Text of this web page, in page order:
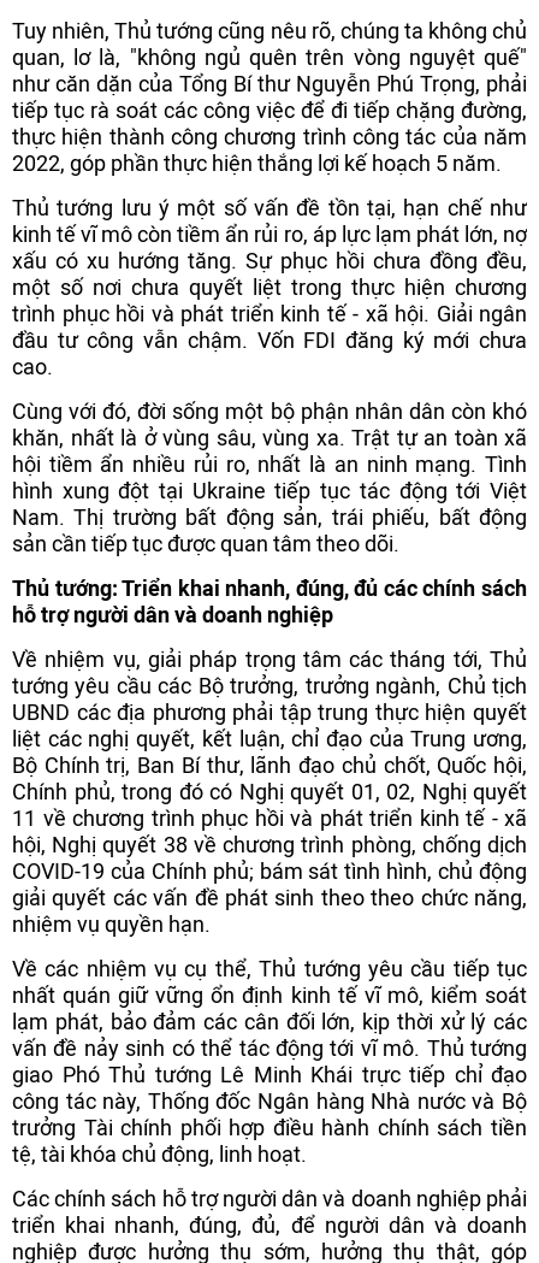
Tuy nhiên, Thủ tướng cũng nêu rõ, chúng ta không chủ
quan, lơ là, "không ngủ quên trên vòng nguyệt quế"
như căn dặn của Tổng Bí thư Nguyễn Phú Trọng, phải
tiếp tục rà soát các công việc để đi tiếp chặng đường,
thực hiện thành công chương trình công tác của năm
2022, góp phần thực hiện thắng lợi kế hoạch 5 năm.
Thủ tướng lưu ý một số vấn đề tồn tại, hạn chế như
kinh tế vĩ mô còn tiềm ẩn rủi ro, áp lực lạm phát lớn, nợ
xấu có xu hướng tăng. Sự phục hồi chưa đồng đều,
một số nơi chưa quyết liệt trong thực hiện chương
trình phục hồi và phát triển kinh tế - xã hội. Giải ngân
đầu tư công vẫn chậm. Vốn FDI đăng ký mới chưa
cao.
Cùng với đó, đời sống một bộ phận nhân dân còn khó
khăn, nhất là ở vùng sâu, vùng xa. Trật tự an toàn xã
hội tiềm ẩn nhiều rủi ro, nhất là an ninh mạng. Tình
hình xung đột tại Ukraine tiếp tục tác động tới Việt
Nam. Thị trường bất động sản, trái phiếu, bất động
sản cần tiếp tục được quan tâm theo dõi.
Thủ tướng: Triển khai nhanh, đúng, đủ các chính sách
hỗ trợ người dân và doanh nghiệp
Về nhiệm vụ, giải pháp trọng tâm các tháng tới, Thủ
tướng yêu cầu các Bộ trưởng, trưởng ngành, Chủ tịch
UBND các địa phương phải tập trung thực hiện quyết
liệt các nghị quyết, kết luận, chỉ đạo của Trung ương,
Bộ Chính trị, Ban Bí thư, lãnh đạo chủ chốt, Quốc hội,
Chính phủ, trong đó có Nghị quyết 01, 02, Nghị quyết
11 về chương trình phục hồi và phát triển kinh tế - xã
hội, Nghị quyết 38 về chương trình phòng, chống dịch
COVID-19 của Chính phủ; bám sát tình hình, chủ động
giải quyết các vấn đề phát sinh theo theo chức năng,
nhiệm vụ quyền hạn.
Về các nhiệm vụ cụ thể, Thủ tướng yêu cầu tiếp tục
nhất quán giữ vững ổn định kinh tế vĩ mô, kiểm soát
lạm phát, bảo đảm các cân đối lớn, kịp thời xử lý các
vấn đề nảy sinh có thể tác động tới vĩ mô. Thủ tướng
giao Phó Thủ tướng Lê Minh Khái trực tiếp chỉ đạo
công tác này, Thống đốc Ngân hàng Nhà nước và Bộ
trưởng Tài chính phối hợp điều hành chính sách tiền
tệ, tài khóa chủ động, linh hoạt.
Các chính sách hỗ trợ người dân và doanh nghiệp phải
triển khai nhanh, đúng, đủ, để người dân và doanh
nghiệp được hưởng thụ sớm, hưởng thụ thật, góp